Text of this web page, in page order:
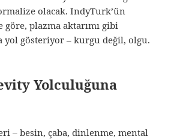
olacak. IndyTurk’ün
plazma aktarımı gibi
yol gösteriyor – kurgu değil, olgu.
Yolculuğuna
– besin, çaba, dinlenme, mental